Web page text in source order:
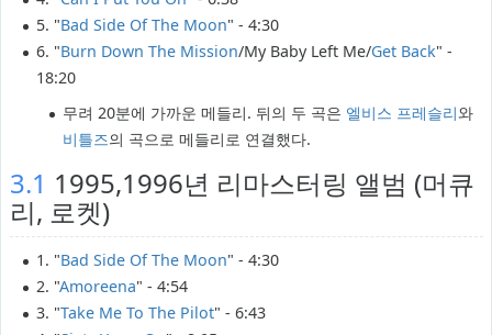
5. "Bad Side Of The Moon" - 4:30
6. "Burn Down The Mission/My Baby Left Me/Get Back" -
18:20
무려 20분에 가까운 메들리. 뒤의 두 곡은 엘비스 프레슬리와
비틀즈의 곡으로 메들리로 연결했다.
3.1 1995,1996년 리마스터링 앨범 (머큐
리, 로켓)
1. "Bad Side Of The Moon" - 4:30
2. "Amoreena" - 4:54
3. "Take Me To The Pilot" - 6:43